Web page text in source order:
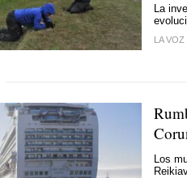
La
LA VOZ
Los